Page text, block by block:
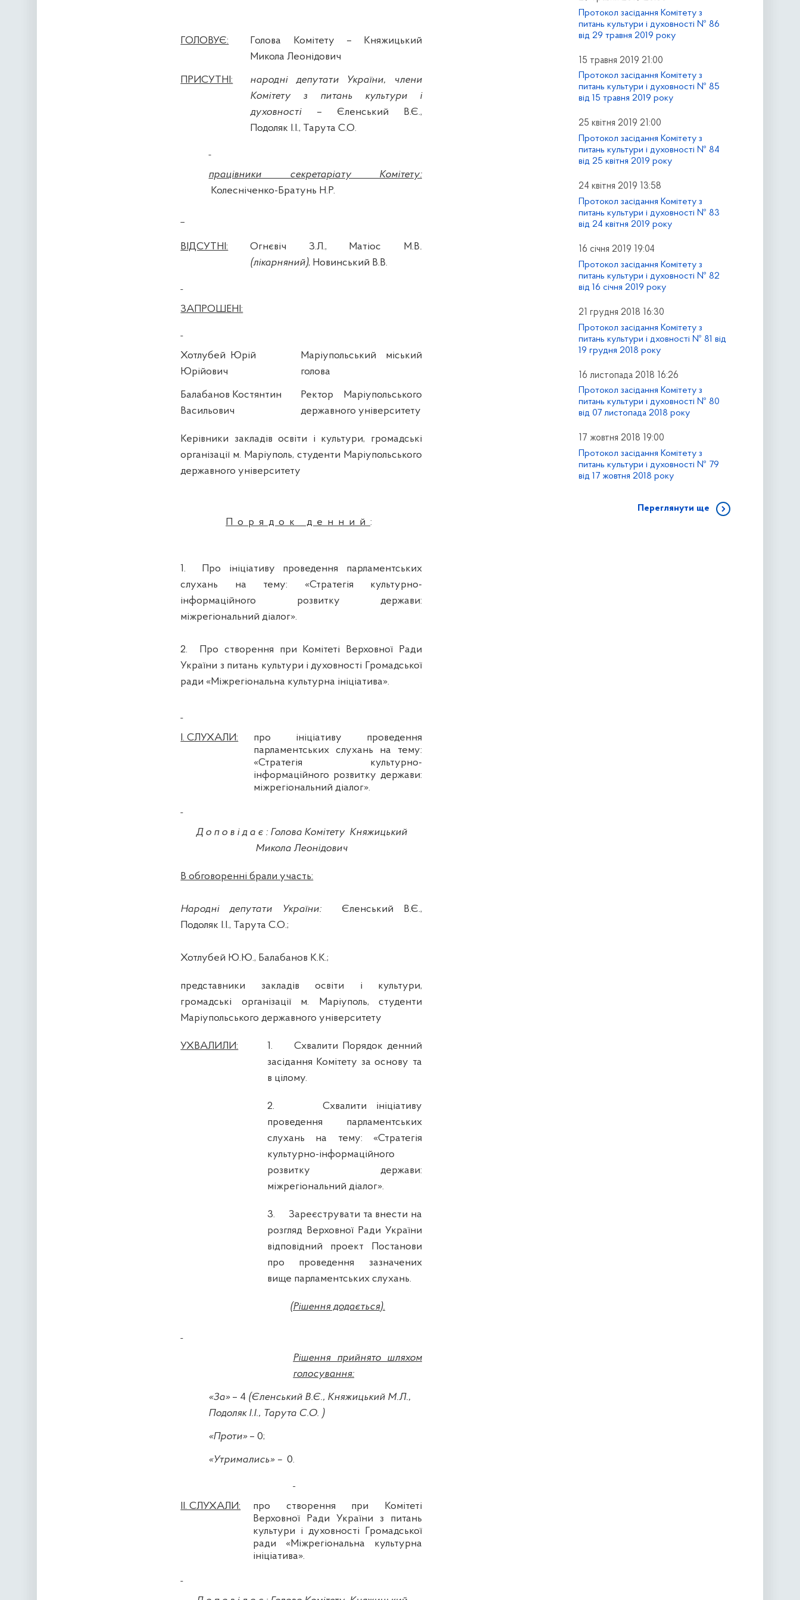
ГОЛОВУЄ: Голова Комітету – Княжицький
Микола Леонідович
ПРИСУТНІ:
народні депутати України, члени
Комітету з питань культури і
духовності– Єленський В.Є.,
Подоляк І.І., Тарута С.О.
працівники секретаріату Комітету:
Колесніченко-Братунь Н.Р.
ВІДСУТНІ: Огнєвіч З.Л., Матіос М.В.
(лікарняний), Новинський В.В.
ЗАПРОШЕНІ:
Хотлубей Юрій
Юрійович
Маріупольський міський
голова
Балабанов Костянтин
Васильович
Ректор Маріупольського
державного університету
Керівники закладів освіти і культури, громадські
організації м. Маріуполь, студенти Маріупольського
державного університету
Порядок денний:
1.
Про ініціативу проведення парламентських
слухань на тему: «Стратегія культурно-
інформаційного розвитку держави:
міжрегіональний діалог».
2.
Про створення при Комітеті Верховної Ради
України з питань культури і духовності Громадської
ради «Міжрегіональна культурна ініціатива».
І. СЛУХАЛИ:
про ініціативу проведення
парламентських слухань на тему:
«Стратегія культурно-
інформаційного розвитку держави:
міжрегіональний діалог».
Доповідає : Голова Комітету Княжицький
Микола Леонідович
В обговоренні брали участь:
Народні депутати України:
Єленський В.Є.,
Подоляк І.І., Тарута С.О.;
Хотлубей Ю.Ю., Балабанов К.К.;
представники закладів освіти і культури,
громадські організації м. Маріуполь, студенти
Маріупольського державного університету
УХВАЛИЛИ: 1.
Схвалити Порядок денний
засідання Комітету за основу та
в цілому.
2.
Схвалити ініціативу
проведення парламентських
слухань на тему: «Стратегія
культурно-інформаційного
розвитку держави:
міжрегіональний діалог».
3.
Зареєструвати та внести на
розгляд Верховної Ради України
відповідний проект Постанови
про проведення зазначених
вище парламентських слухань.
(Рішення додається).
Рішення прийнято шляхом
голосування:
«За»– 4 (Єленський В.Є., Княжицький М.Л.,
Подоляк І.І., Тарута С.О. )
«Проти»– 0;
«Утримались» – 0.
ІІ. СЛУХАЛИ:
про створення при Комітеті
Верховної Ради України з питань
культури і духовності Громадської
ради «Міжрегіональна культурна
ініціатива».
Протокол засідання Комітету з
питань культури і духовності № 86
від 29 травня 2019 року
15 травня 2019 21:00
Протокол засідання Комітету з
питань культури і духовності № 85
від 15 травня 2019 року
25 квітня 2019 21:00
Протокол засідання Комітету з
питань культури і духовності № 84
від 25 квітня 2019 року
24 квітня 2019 13:58
Протокол засідання Комітету з
питань культури і духовності № 83
від 24 квітня 2019 року
16 січня 2019 19:04
Протокол засідання Комітету з
питань культури і духовності № 82
від 16 січня 2019 року
21 грудня 2018 16:30
Протокол засідання Комітету з
питань культури і дховності № 81 від
19 грудня 2018 року
16 листопада 2018 16:26
Протокол засідання Комітету з
питань культури і духовності № 80
від 07 листопада 2018 року
17 жовтня 2018 19:00
Протокол засідання Комітету з
питань культури і духовності № 79
від 17 жовтня 2018 року
Переглянути ще